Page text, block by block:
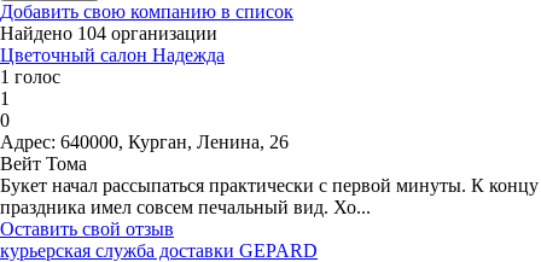
Добавить свою компанию в список
Найдено 104 организации
Цветочный салон Надежда
1 голос
1
0
Адрес: 640000, Курган, Ленина, 26
Вейт Тома
Букет начал рассыпаться практически с первой минуты. К концу
праздника имел совсем печальный вид. Хо...
Оставить свой отзыв
курьерская служба доставки GEPARD